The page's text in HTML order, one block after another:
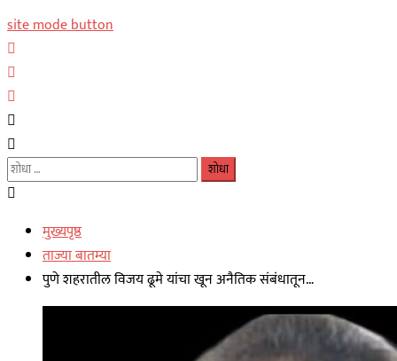
site mode button
यांचा
शोध
मुख्यपृष्ठ
ताज्या बातम्या
पुणे शहरातील विजय ढूमे यांचा खून अनैतिक संबंधातून…